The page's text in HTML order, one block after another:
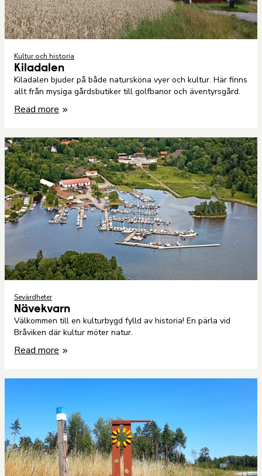
Kultur och historia
Kiladalen
Kiladalen bjuder på både natursköna vyer och kultur. Här finns
allt från mysiga gårdsbutiker till golfbanor och äventyrsgård.
Read more
Sevärdheter
Nävekvarn
Välkommen till en kulturbygd fylld av historia! En pärla vid
Bråviken där kultur möter natur.
Read more